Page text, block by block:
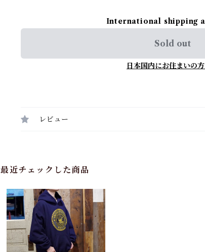
International shipping
Sold out
日本国内にお住まいの
レビュー
最近チェックした商品